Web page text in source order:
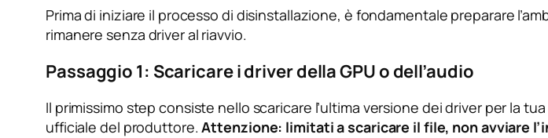
Prima di iniziare il processo di disinstallazione, è fondamentale preparare
rimanere senza driver al riavvio.
Passaggio 1: Scaricare i driver della GPU o dell’audio
Il primissimo step consiste nello scaricare l’ultima versione dei driver per la
ufficiale del produttore.Attenzione: limitati a scaricare il file, non avviare